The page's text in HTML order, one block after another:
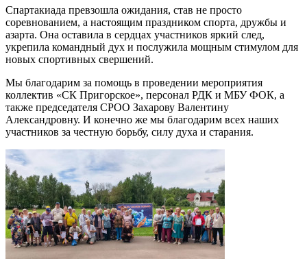
Спартакиада превзошла ожидания, став не просто
соревнованием, а настоящим праздником спорта, дружбы и
азарта. Она оставила в сердцах участников яркий след,
укрепила командный дух и послужила мощным стимулом для
новых спортивных свершений.
Мы благодарим за помощь в проведении мероприятия
коллектив «СК Пригорское», персонал РДК и МБУ ФОК, а
также председателя СРОО Захарову Валентину
Александровну. И конечно же мы благодарим всех наших
участников за честную борьбу, силу духа и старания.